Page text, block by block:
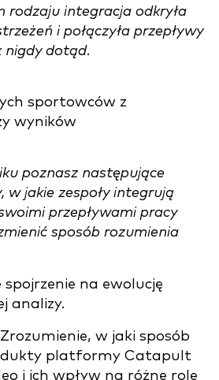
rodzaju integracja odkryła
i połączyła przepływy
nigdy dotąd.
poznasz następujące
w jakie zespoły integrują
przepływami pracy
sposób rozumienia
spojrzenie na ewolucję
analizy.
Zrozumienie, w jaki sposób
platformy Catapult
i ich wpływ na różne role